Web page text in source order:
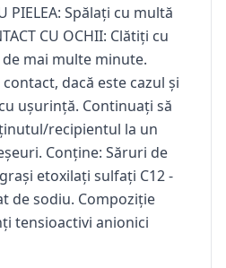
PIELEA: Spălați cu multă
CU OCHII: Clătiți cu
mai multe minute.
dacă este cazul și
ușurință. Continuați să
recipientul la un
Conține: Săruri de
etoxilați sulfați C12 -
de sodiu. Compoziție
tensioactivi anionici